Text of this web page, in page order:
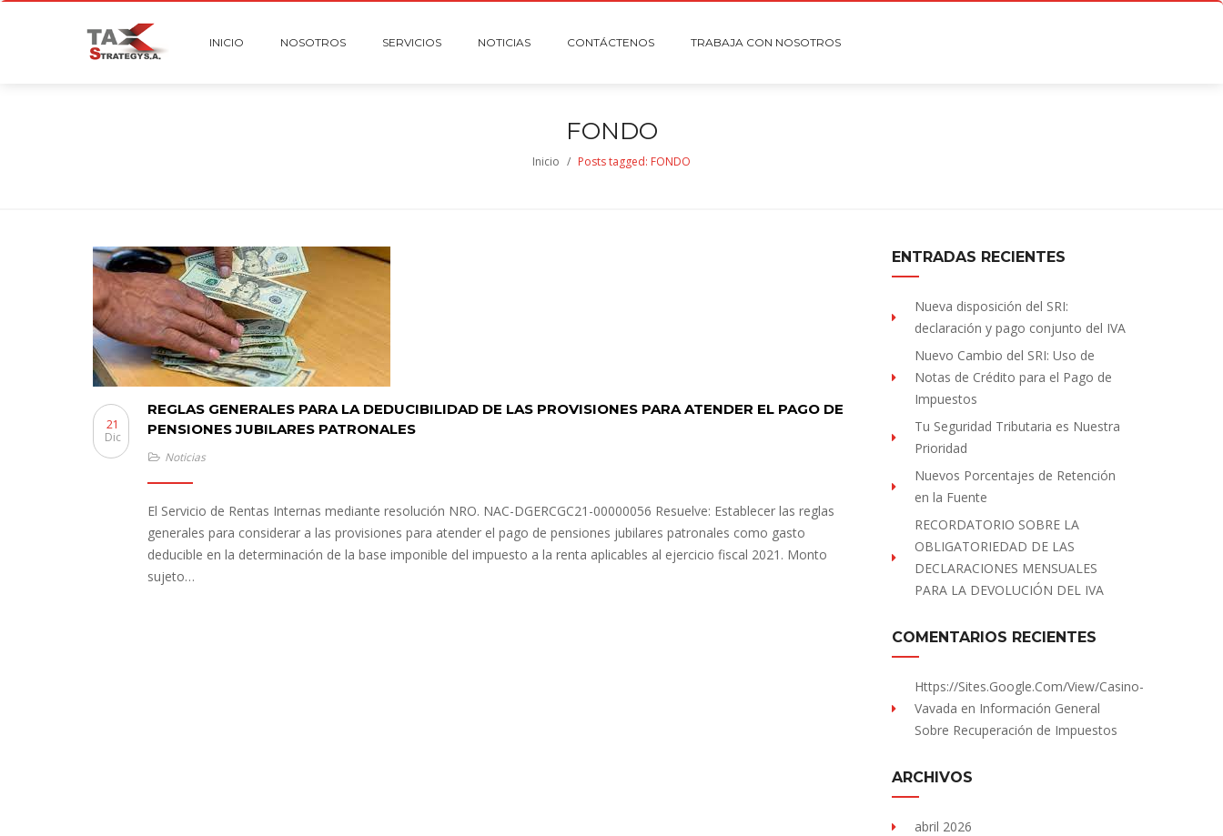
INICIO NOSOTROS SERVICIOS NOTICIAS CONTÁCTENOS TRABAJA CON NOSOTROS
FONDO
Inicio / Posts tagged: FONDO
REGLAS GENERALES PARA LA DEDUCIBILIDAD DE LAS PROVISIONES PARA ATENDER EL PAGO DE
PENSIONES JUBILARES PATRONALES
21
Dic
Noticias
El Servicio de Rentas Internas mediante resolución NRO. NAC-DGERCGC21-00000056 Resuelve: Establecer las reglas
generales para considerar a las provisiones para atender el pago de pensiones jubilares patronales como gasto
deducible en la determinación de la base imponible del impuesto a la renta aplicables al ejercicio fiscal 2021. Monto
sujeto…
ENTRADAS RECIENTES
Nueva disposición del SRI:
declaración y pago conjunto del IVA
Nuevo Cambio del SRI: Uso de
Notas de Crédito para el Pago de
Impuestos
Tu Seguridad Tributaria es Nuestra
Prioridad
Nuevos Porcentajes de Retención
en la Fuente
RECORDATORIO SOBRE LA
OBLIGATORIEDAD DE LAS
DECLARACIONES MENSUALES
PARA LA DEVOLUCIÓN DEL IVA
COMENTARIOS RECIENTES
Https://sites.Google.com/view/Casino-
Vavada en Información General
Sobre Recuperación de Impuestos
ARCHIVOS
abril 2026